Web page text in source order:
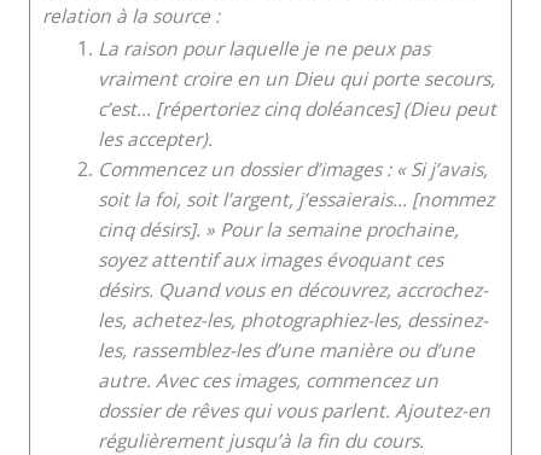
relation à la source :
La raison pour laquelle je ne peux pas
vraiment croire en un Dieu qui porte secours,
c’est… [répertoriez cinq doléances] (Dieu peut
les accepter).
Commencez un dossier d’images : « Si j’avais,
soit la foi, soit l’argent, j’essaierais… [nommez
cinq désirs]. » Pour la semaine prochaine,
soyez attentif aux images évoquant ces
désirs. Quand vous en découvrez, accrochez-
les, achetez-les, photographiez-les, dessinez-
les, rassemblez-les d’une manière ou d’une
autre. Avec ces images, commencez un
dossier de rêves qui vous parlent. Ajoutez-en
régulièrement jusqu’à la fin du cours.